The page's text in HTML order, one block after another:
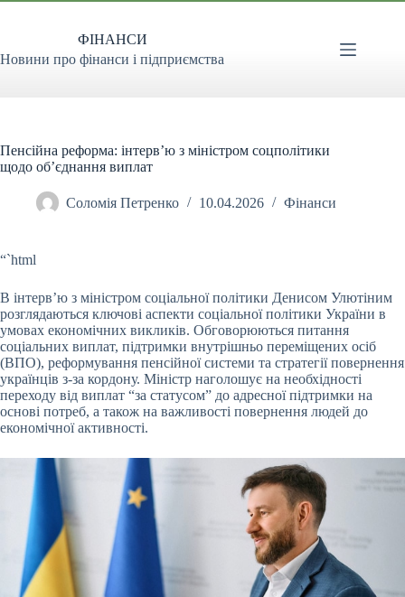
Перейти
ФІНАНСИ
Новини про фінанси і підприємства
Пенсійна реформа: інтерв’ю з міністром соцполітики
щодо об’єднання виплат
Соломія Петренко 10.04.2026 Фінанси
“`html
В інтерв’ю з міністром соціальної політики Денисом Улютіним
розглядаються ключові аспекти соціальної політики України в
умовах економічних викликів. Обговорюються питання
соціальних виплат, підтримки внутрішньо переміщених осіб
(ВПО), реформування пенсійної системи та стратегії повернення
українців з-за кордону. Міністр наголошує на необхідності
переходу від виплат “за статусом” до адресної підтримки на
основі потреб, а також на важливості повернення людей до
економічної активності.